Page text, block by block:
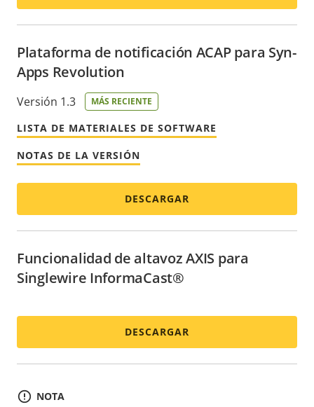
Plataforma de notificación ACAP para Syn-
Apps Revolution
Versión 1.3 MÁS RECIENTE
LISTA DE MATERIALES DE SOFTWARE
NOTAS DE LA VERSIÓN
DESCARGAR
Funcionalidad de altavoz AXIS para
Singlewire InformaCast®
DESCARGAR
NOTA